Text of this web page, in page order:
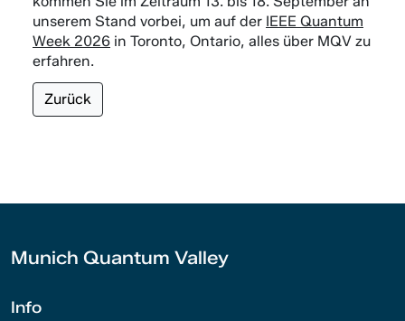
unserem Stand vorbei, um auf der IEEE Quantum
Week 2026 in Toronto, Ontario, alles über MQV zu
erfahren.
Zurück
Munich Quantum Valley
Info